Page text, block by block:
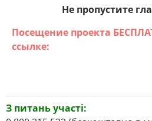
Не пропустите
Посещение проекта
ссылке:
З питань участі: